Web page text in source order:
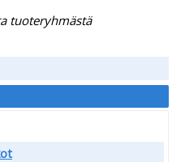
tuoteryhmästä